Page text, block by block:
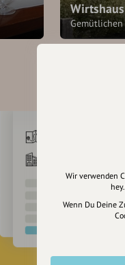
Wir verwenden
Wenn Du Deine